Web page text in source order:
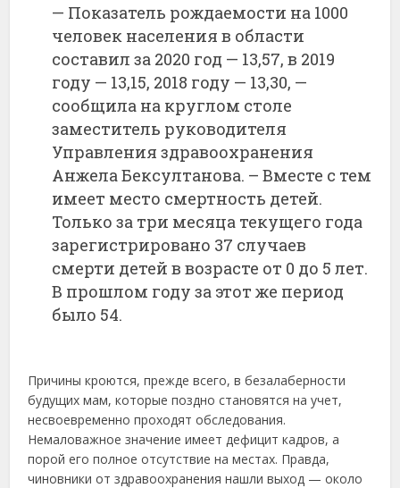
— Показатель рождаемости на 1000
человек населения в области
составил за 2020 год — 13,57, в 2019
году — 13,15, 2018 году — 13,30, —
сообщила на круглом столе
заместитель руководителя
Управления здравоохранения
Анжела Бексултанова. – Вместе с тем
имеет место смертность детей.
Только за три месяца текущего года
зарегистрировано 37 случаев
смерти детей в возрасте от 0 до 5 лет.
В прошлом году за этот же период
было 54.
Причины кроются, прежде всего, в безалаберности
будущих мам, которые поздно становятся на учет,
несвоевременно проходят обследования.
Немаловажное значение имеет дефицит кадров, а
порой его полное отсутствие на местах. Правда,
чиновники от здравоохранения нашли выход — около